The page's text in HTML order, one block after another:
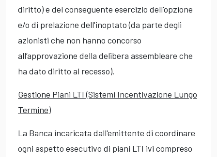
diritto) e del conseguente esercizio dell'opzione
e/o di prelazione dell'inoptato (da parte degli
azionisti che non hanno concorso
all’approvazione della delibera assembleare che
ha dato diritto al recesso).
Gestione Piani LTI (Sistemi Incentivazione Lungo
Termine)
La Banca incaricata dall'emittente di coordinare
ogni aspetto esecutivo di piani LTI ivi compreso